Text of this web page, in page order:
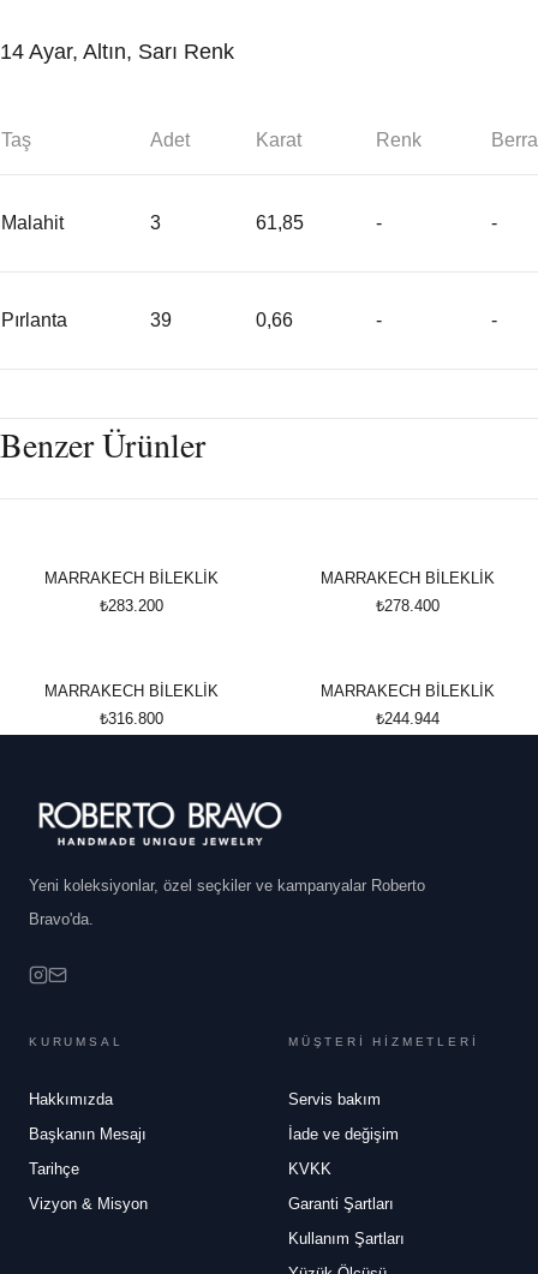
14 Ayar, Altın, Sarı Renk
Taş Adet Karat Renk
Malahit 3 61,85 - -
Pırlanta 39 0,66 - -
Benzer Ürünler
MARRAKECH BİLEKLİK
₺283.200
MARRAKECH BİLEKLİK
₺278.400
MARRAKECH BİLEKLİK
₺316.800
MARRAKECH BİLEKLİK
₺244.944
Yeni koleksiyonlar, özel seçkiler ve kampanyalar Roberto
Bravo'da.
KURUMSAL
Hakkımızda
Başkanın Mesajı
Tarihçe
Vizyon & Misyon
MÜŞTERİ HİZMETLERİ
Servis bakım
İade ve değişim
KVKK
Garanti Şartları
Kullanım Şartları